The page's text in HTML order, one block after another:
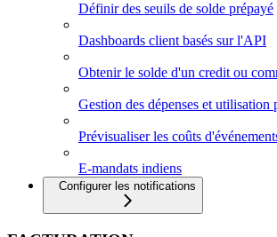
Définir des seuils de solde prépayé
Dashboards client basés sur l'API
Obtenir le solde d'un credit ou
Gestion des dépenses et utilisation
Prévisualiser les coûts
E-mandats indiens
Configurer les notifications